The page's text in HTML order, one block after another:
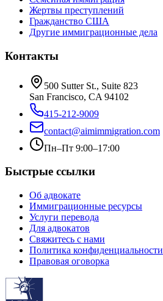
Жертвы преступлений
Гражданство США
Другие иммиграционные дела
Контакты
500 Sutter St., Suite 823
San Francisco, CA 94102
415-212-9009
contact@aimimmigration.com
Пн–Пт 9:00–17:00
Быстрые ссылки
Об адвокате
Иммиграционные ресурсы
Услуги перевода
Для адвокатов
Свяжитесь с нами
Политика конфиденциальности
Правовая оговорка